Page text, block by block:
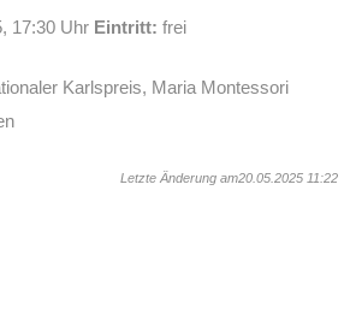
17:30 Uhr Eintritt: frei
Karlspreis, Maria Montessori
Letzte Änderung am20.05.2025 11:22